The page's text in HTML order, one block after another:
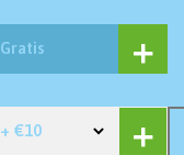
Gratis
+ €10